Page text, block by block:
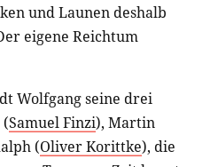
und Launen deshalb
eigene Reichtum
Wolfgang seine drei
Samuel Finzi), Martin
(Oliver Korittke), die